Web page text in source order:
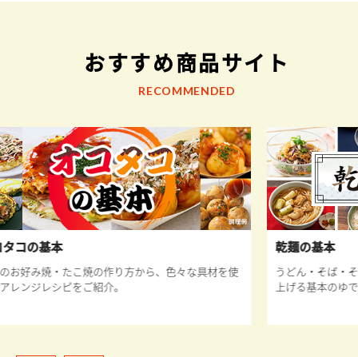
おすすめ商品サイト
RECOMMENDED
使
乾麺の基本
うどん・そば・そうめん・ひやむぎの乾麺をおいしく仕
上げる基本のゆで方や、アレンジレシピをご紹介！